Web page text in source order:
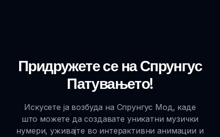
Придружете се на Спрунгус
Патувањето!
Искусете ја возбуда на Спрунгус Мод, каде
што можете да создавате уникатни музички
нумери, уживајте во интерактивни анимации и